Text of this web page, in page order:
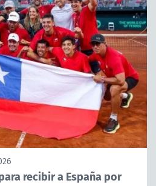
recibir a España por